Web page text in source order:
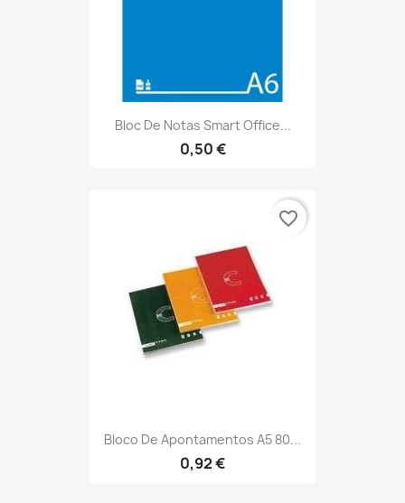
Bloc De Notas Smart Office...
0,50 €
Bloco De Apontamentos A5 80...
0,92 €
favorite_border